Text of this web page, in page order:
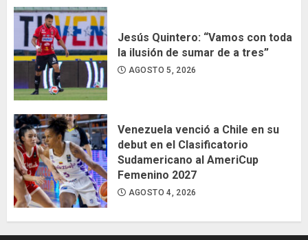
Jesús Quintero: “Vamos con toda
la ilusión de sumar de a tres”
AGOSTO 5, 2026
Venezuela venció a Chile en su
debut en el Clasificatorio
Sudamericano al AmeriCup
Femenino 2027
AGOSTO 4, 2026